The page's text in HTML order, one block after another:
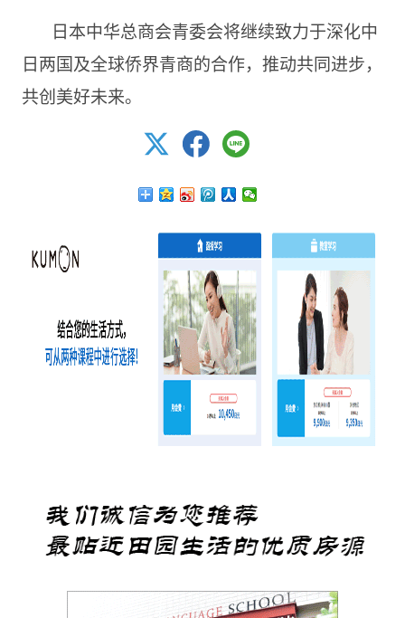
日本中华总商会青委会将继续致力于深化中
日两国及全球侨界青商的合作，推动共同进步，
共创美好未来。